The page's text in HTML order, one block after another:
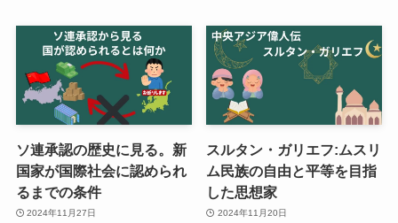
ソ連承認の歴史に見る。新
国家が国際社会に認められ
るまでの条件
2024年11月27日
スルタン・ガリエフ:ムスリ
ム民族の自由と平等を目指
した思想家
2024年11月20日